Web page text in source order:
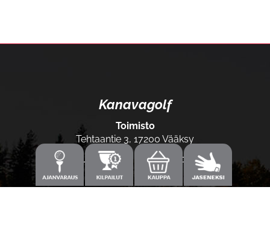
Kanavagolf
Toimisto
Tehtaantie 3, 17200 Vääksy
Laajemmat yhteystiedot